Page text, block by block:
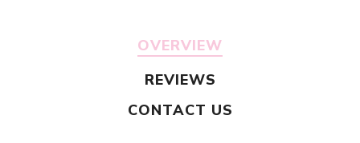
OVERVIEW
REVIEWS
CONTACT US